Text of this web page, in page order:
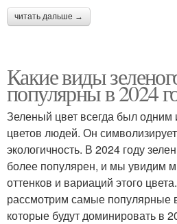
читать дальше →
Какие виды
популярны в 2024
Зеленый цвет всегда был
цветов людей. Он
экологичность. В 2024 году
более популярен, и мы увидим
оттенков и вариаций этого
рассмотрим самые популярные
которые будут доминировать в